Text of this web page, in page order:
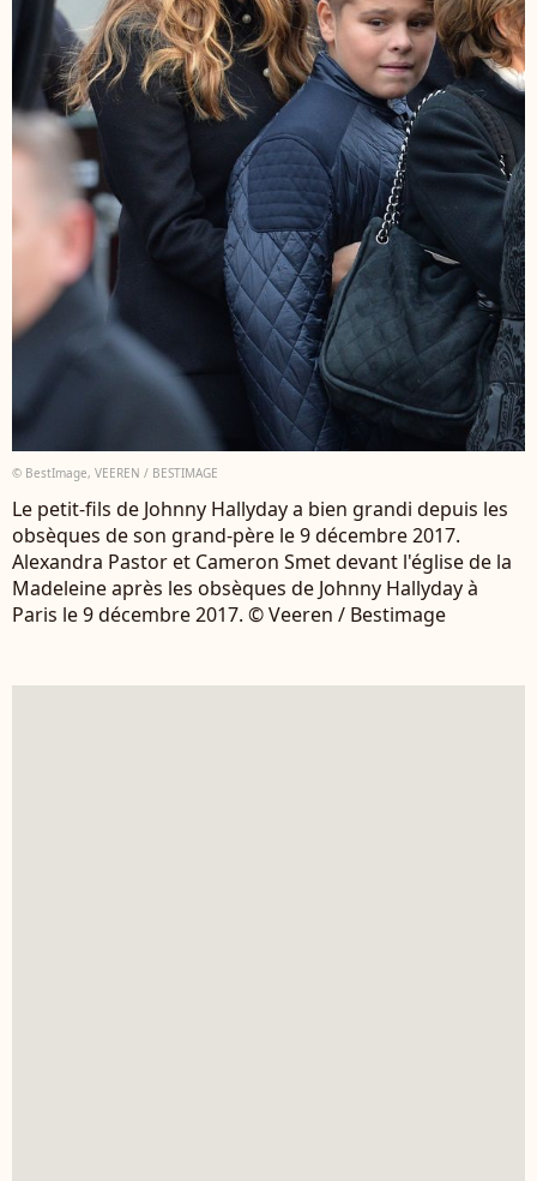
© BestImage, VEEREN / BESTIMAGE
Le petit-fils de Johnny Hallyday a bien grandi depuis les
obsèques de son grand-père le 9 décembre 2017.
Alexandra Pastor et Cameron Smet devant l'église de la
Madeleine après les obsèques de Johnny Hallyday à
Paris le 9 décembre 2017. © Veeren / Bestimage